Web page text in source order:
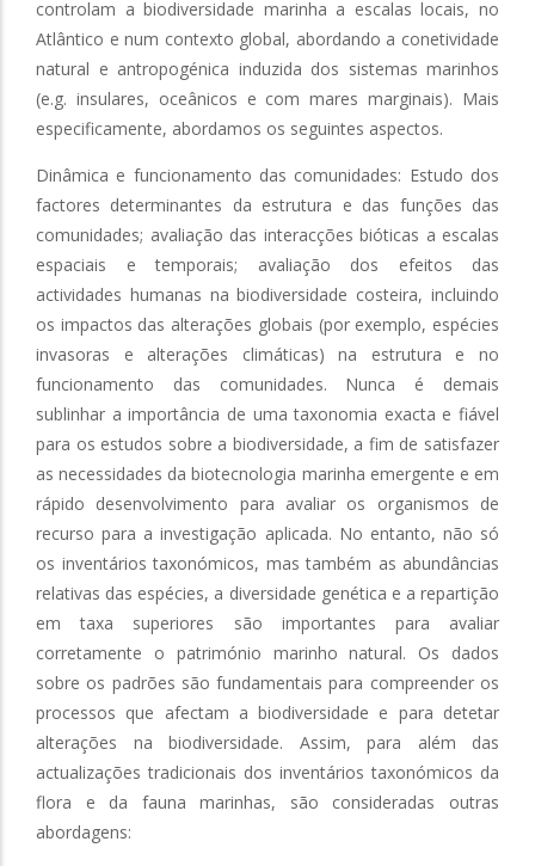
controlam a biodiversidade marinha a escalas locais, no
Atlântico e num contexto global, abordando a conetividade
natural e antropogénica induzida dos sistemas marinhos
(e.g. insulares, oceânicos e com mares marginais). Mais
especificamente, abordamos os seguintes aspectos.
Dinâmica e funcionamento das comunidades: Estudo dos
factores determinantes da estrutura e das funções das
comunidades; avaliação das interacções bióticas a escalas
espaciais e temporais; avaliação dos efeitos das
actividades humanas na biodiversidade costeira, incluindo
os impactos das alterações globais (por exemplo, espécies
invasoras e alterações climáticas) na estrutura e no
funcionamento das comunidades. Nunca é demais
sublinhar a importância de uma taxonomia exacta e fiável
para os estudos sobre a biodiversidade, a fim de satisfazer
as necessidades da biotecnologia marinha emergente e em
rápido desenvolvimento para avaliar os organismos de
recurso para a investigação aplicada. No entanto, não só
os inventários taxonómicos, mas também as abundâncias
relativas das espécies, a diversidade genética e a repartição
em taxa superiores são importantes para avaliar
corretamente o património marinho natural. Os dados
sobre os padrões são fundamentais para compreender os
processos que afectam a biodiversidade e para detetar
alterações na biodiversidade. Assim, para além das
actualizações tradicionais dos inventários taxonómicos da
flora e da fauna marinhas, são consideradas outras
abordagens: